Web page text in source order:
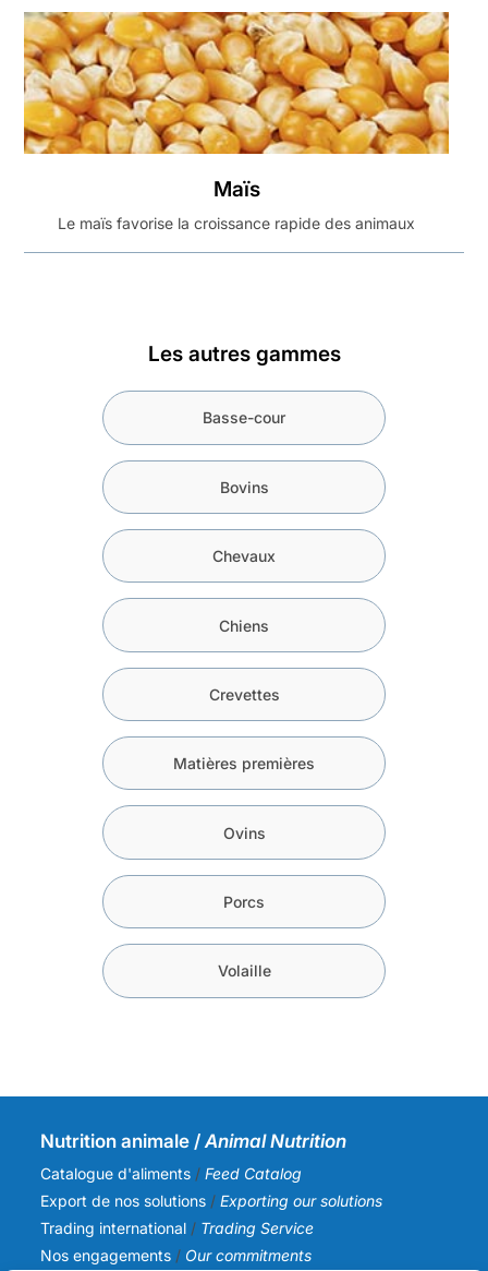
Maïs
Le maïs favorise la croissance rapide des animaux
Les autres gammes
Basse-cour
Bovins
Chevaux
Chiens
Crevettes
Matières premières
Ovins
Porcs
Volaille
Nutrition animale / Animal Nutrition
Catalogue d'aliments /Feed Catalog
Export de nos solutions /Exporting our solutions
Trading international / Trading Service
Nos engagements / Our commitments